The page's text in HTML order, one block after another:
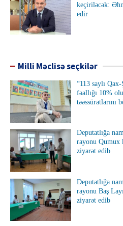
keçiriləcək:
edir
Milli Məclisə seçkilər
“113 saylı
fəallığı 10%
təəssüratlarını
Deputatlığa
rayonu Qumux
ziyarət edib
Deputatlığa
rayonu Baş
ziyarət edib